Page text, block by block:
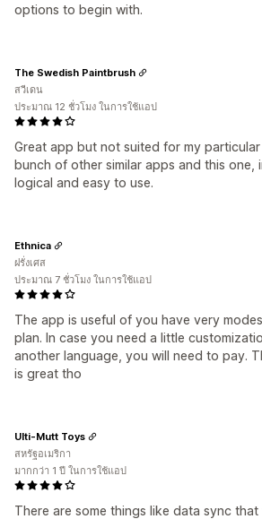
options to begin with.
Great app but not suited for my particular
bunch of other similar apps and this one,
logical and easy to use.
The Swedish Paintbrush
สวีเดน
ประมาณ 12 ชั่วโมง ในการใช้แอป
The app is useful of you have very
plan. In case you need a little
another language, you will need to pay.
is great tho
Ethnica
ฝรั่งเศส
ประมาณ 7 ชั่วโมง ในการใช้แอป
There are some things like data sync
Ulti-Mutt Toys
สหรัฐอเมริกา
มากกว่า 1 ปี ในการใช้แอป